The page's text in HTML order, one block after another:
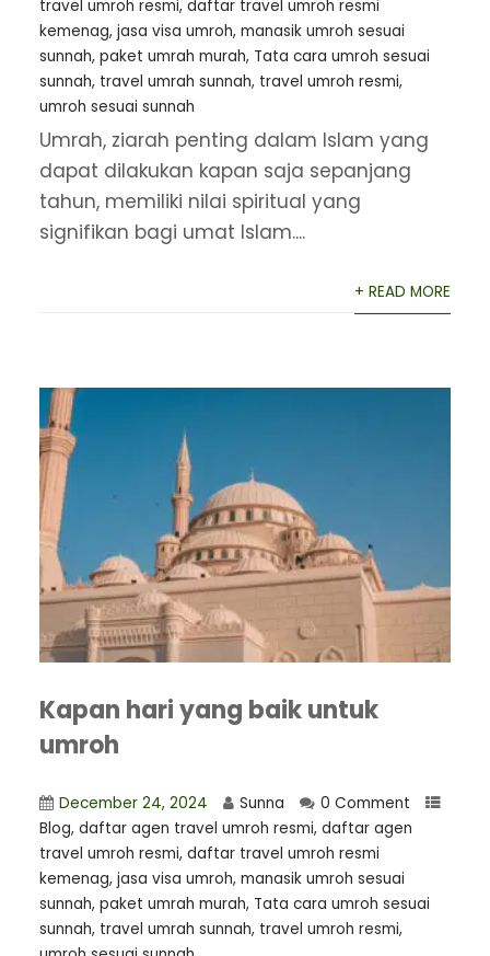
travel umroh resmi, daftar travel umroh resmi
kemenag, jasa visa umroh, manasik umroh sesuai
sunnah, paket umrah murah, Tata cara umroh sesuai
sunnah, travel umrah sunnah, travel umroh resmi,
umroh sesuai sunnah
Umrah, ziarah penting dalam Islam yang
dapat dilakukan kapan saja sepanjang
tahun, memiliki nilai spiritual yang
signifikan bagi umat Islam....
+ READ MORE
Kapan hari yang baik untuk
umroh
December 24, 2024 Sunna
0 Comment
Blog, daftar agen travel umroh resmi, ⁠daftar agen
travel umroh resmi, daftar travel umroh resmi
kemenag, jasa visa umroh, manasik umroh sesuai
sunnah, paket umrah murah, Tata cara umroh sesuai
sunnah, travel umrah sunnah, travel umroh resmi,